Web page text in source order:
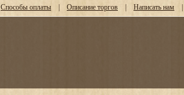
Способы оплаты | Описание торгов | Написать нам |